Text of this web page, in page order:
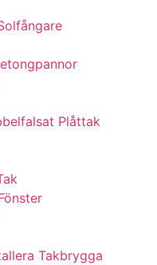
Plåttak
Takbrygga